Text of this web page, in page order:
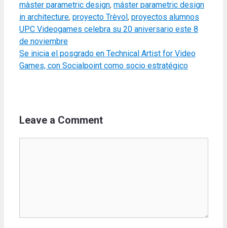
màster parametric design, máster parametric design
in architecture, proyecto Trèvol , proyectos alumnos
UPC Videogames celebra su 20 aniversario este 8
de noviembre
Se inicia el posgrado en Technical Artist for Video
Games, con Socialpoint como socio estratégico
Leave a Comment